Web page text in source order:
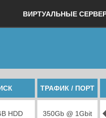
ВИРТУАЛЬНЫЕ
ТРАФИК / ПОРТ
HDD 350Gb @ 1Gbit